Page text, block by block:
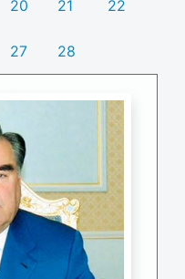
20 21 22
27 28